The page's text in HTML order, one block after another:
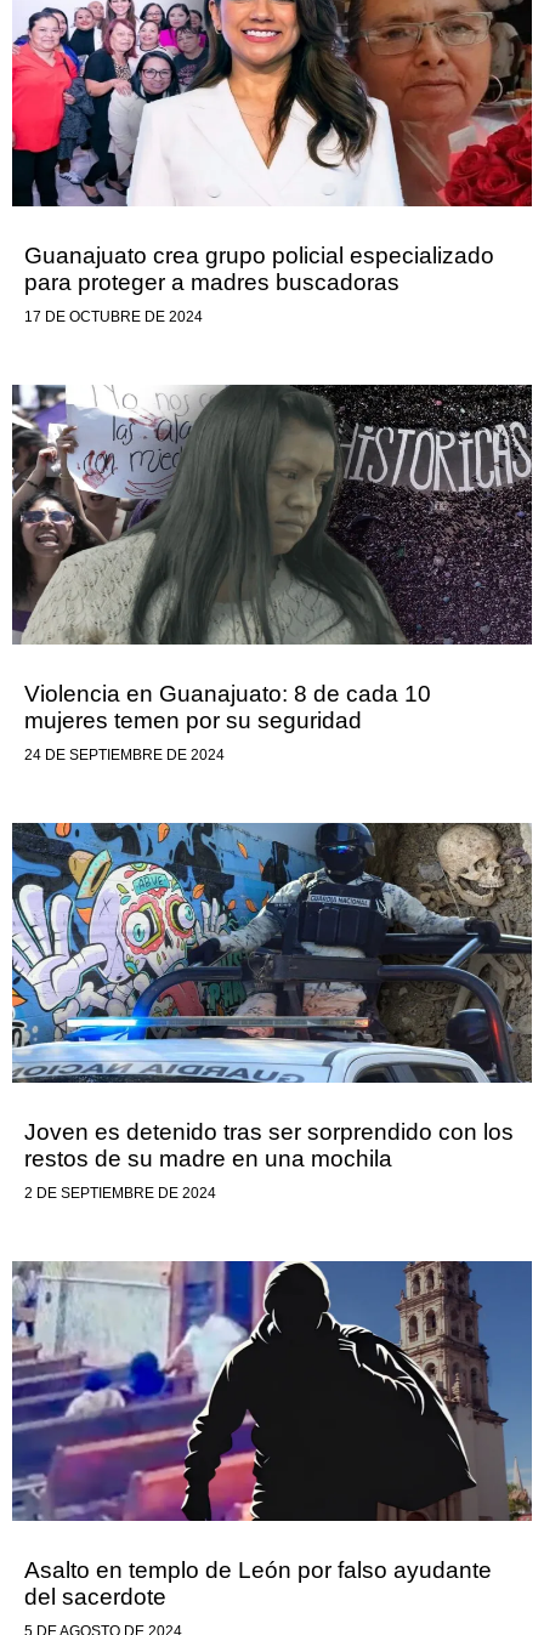
Guanajuato crea grupo policial especializado
para proteger a madres buscadoras
17 DE OCTUBRE DE 2024
Violencia en Guanajuato: 8 de cada 10
mujeres temen por su seguridad
24 DE SEPTIEMBRE DE 2024
Joven es detenido tras ser sorprendido con los
restos de su madre en una mochila
2 DE SEPTIEMBRE DE 2024
Asalto en templo de León por falso ayudante
del sacerdote
5 DE AGOSTO DE 2024